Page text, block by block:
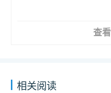
查
相关阅读